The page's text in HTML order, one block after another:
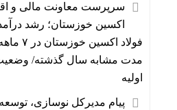
سرپرست معاونت مالی و
اکسین خوزستان؛ رشد
فولاد
مدت مشابه سال گذشته/
اولیه
پیام مدیرکل نوسازی،